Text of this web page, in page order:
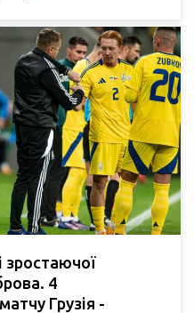
зростаючої
4
Грузія -